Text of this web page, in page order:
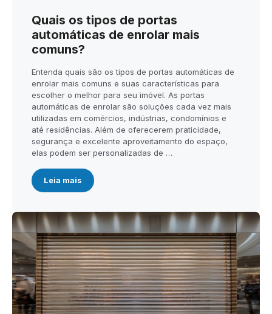
Quais os tipos de portas
automáticas de enrolar mais
comuns?
Entenda quais são os tipos de portas automáticas de
enrolar mais comuns e suas características para
escolher o melhor para seu imóvel. As portas
automáticas de enrolar são soluções cada vez mais
utilizadas em comércios, indústrias, condomínios e
até residências. Além de oferecerem praticidade,
segurança e excelente aproveitamento do espaço,
elas podem ser personalizadas de …
Leia mais